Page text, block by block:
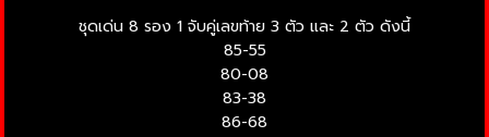
ชุดเด่น 8 รอง 1 จับคู่เลขท้าย 3 ตัว และ 2 ตัว ดังนี้
85-55
80-08
83-38
86-68